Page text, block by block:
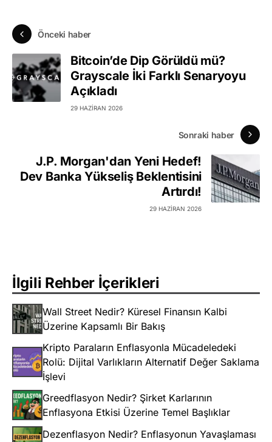
Önceki haber
Bitcoin’de Dip Görüldü mü?
Grayscale İki Farklı Senaryoyu
Açıkladı
29 HAZIRAN 2026
Sonraki haber
J.P. Morgan'dan Yeni Hedef!
Dev Banka Yükseliş Beklentisini
Artırdı!
29 HAZIRAN 2026
İlgili Rehber İçerikleri
Wall Street Nedir? Küresel Finansın Kalbi
Üzerine Kapsamlı Bir Bakış
Kripto Paraların Enflasyonla Mücadeledeki
Rolü: Dijital Varlıkların Alternatif Değer Saklama
İşlevi
Greedflasyon Nedir? Şirket Karlarının
Enflasyona Etkisi Üzerine Temel Başlıklar
Dezenflasyon Nedir? Enflasyonun Yavaşlaması